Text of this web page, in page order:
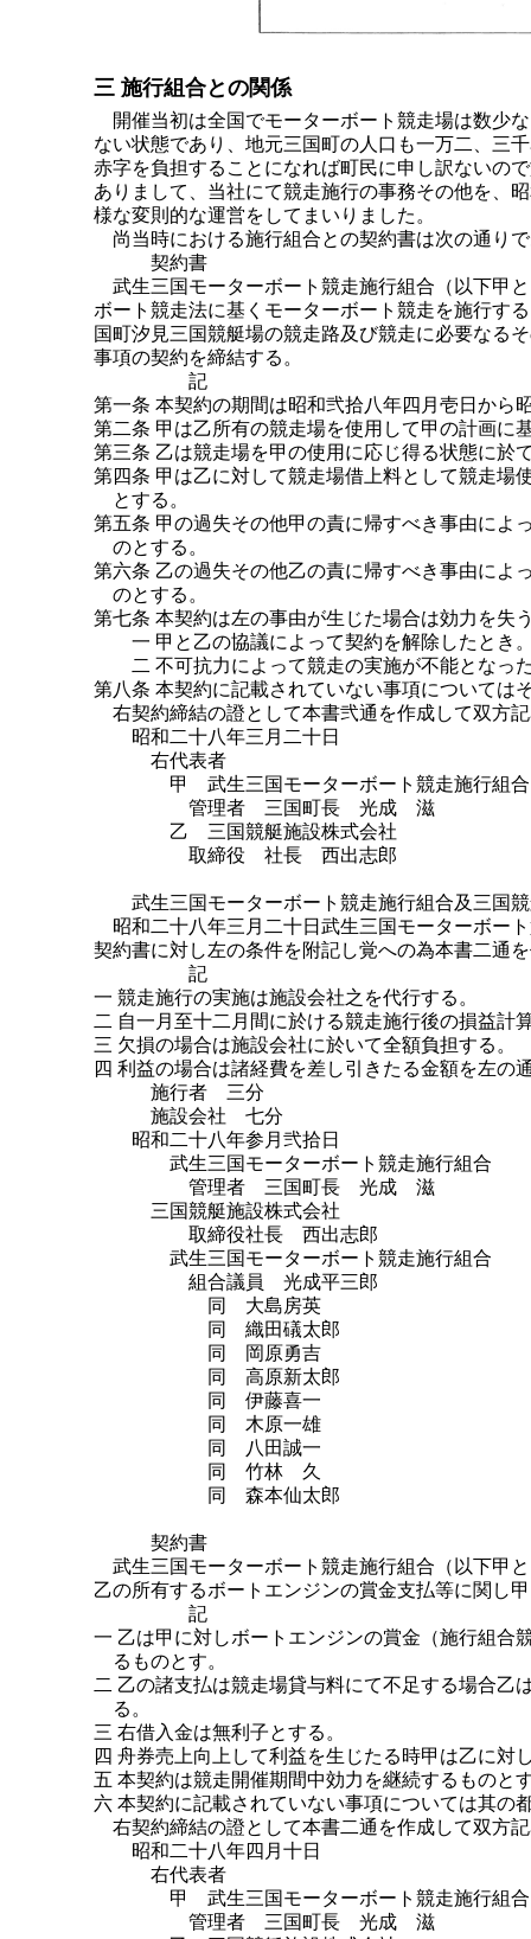
三 施行組合との関係
開催当初は全国でモーターボート競走場は数少
ない状態であり、地元三国町の人口も一万二、三
赤字を負担することになれば町民に申し訳ないの
ありまして、当社にて競走施行の事務その他を、
様な変則的な運営をしてまいりました。
尚当時における施行組合との契約書は次の通り
契約書
武生三国モーターボート競走施行組合（以下甲
ボート競走法に基くモーターボート競走を施行す
国町汐見三国競艇場の競走路及び競走に必要なる
事項の契約を締結する。
記
第一条 本契約の期間は昭和弐拾八年四月壱日から
第二条 甲は乙所有の競走場を使用して甲の計画に
第三条 乙は競走場を甲の使用に応じ得る状態に於
第四条 甲は乙に対して競走場借上料として競走場
とする。
第五条 甲の過失その他甲の責に帰すべき事由によ
のとする。
第六条 乙の過失その他乙の責に帰すべき事由によ
のとする。
第七条 本契約は左の事由が生じた場合は効力を失
一 甲と乙の協議によって契約を解除したとき
二 不可抗力によって競走の実施が不能となっ
第八条 本契約に記載されていない事項については
右契約締結の證として本書弐通を作成して双方
昭和二十八年三月二十日
右代表者
甲 武生三国モーターボート競走施行組合
管理者 三国町長 光成 滋
乙 三国競艇施設株式会社
取締役 社長 西出志郎
武生三国モーターボート競走施行組合及三国
昭和二十八年三月二十日武生三国モーターボー
契約書に対し左の条件を附記し覚への為本書二通
記
一 競走施行の実施は施設会社之を代行する。
二 自一月至十二月間に於ける競走施行後の損益計
三 欠損の場合は施設会社に於いて全額負担する。
四 利益の場合は諸経費を差し引きたる金額を左の
施行者 三分
施設会社 七分
昭和二十八年参月弐拾日
武生三国モーターボート競走施行組合
管理者 三国町長 光成 滋
三国競艇施設株式会社
取締役社長 西出志郎
武生三国モーターボート競走施行組合
組合議員 光成平三郎
同 大島房英
同 織田礒太郎
同 岡原勇吉
同 高原新太郎
同 伊藤喜一
同 木原一雄
同 八田誠一
同 竹林 久
同 森本仙太郎
契約書
武生三国モーターボート競走施行組合（以下甲
乙の所有するボートエンジンの賞金支払等に関し
記
一 乙は甲に対しボートエンジンの賞金（施行組合
るものとす。
二 乙の諸支払は競走場貸与料にて不足する場合乙
る。
三 右借入金は無利子とする。
四 舟券売上向上して利益を生じたる時甲は乙に対
五 本契約は競走開催期間中効力を継続するものと
六 本契約に記載されていない事項については其の
右契約締結の證として本書二通を作成して双方
昭和二十八年四月十日
右代表者
甲 武生三国モーターボート競走施行組合
管理者 三国町長 光成 滋